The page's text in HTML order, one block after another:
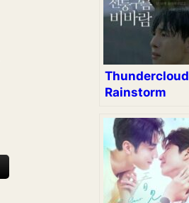
Thundercloud
Rainstorm